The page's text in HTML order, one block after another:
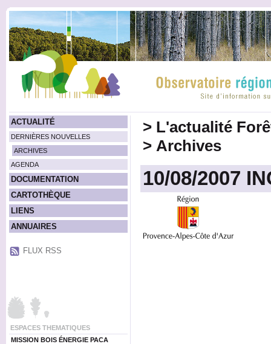
ACTUALITÉ
DERNIÈRES NOUVELLES
ARCHIVES
AGENDA
DOCUMENTATION
CARTOTHÈQUE
LIENS
ANNUAIRES
FLUX RSS
ESPACES THEMATIQUES
MISSION BOIS ÉNERGIE PACA
> L'actualité
> Archives
10/08/2007